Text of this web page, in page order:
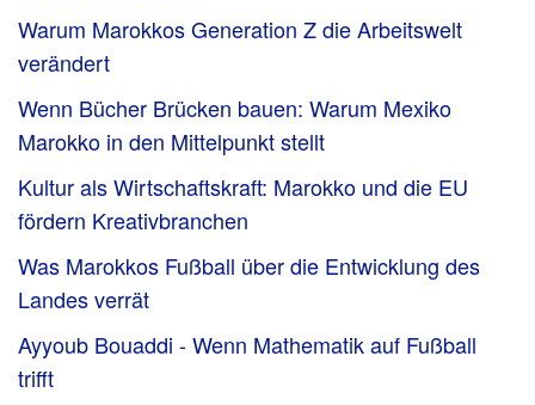
Warum Marokkos Generation Z die Arbeitswelt
verändert
Wenn Bücher Brücken bauen: Warum Mexiko
Marokko in den Mittelpunkt stellt
Kultur als Wirtschaftskraft: Marokko und die EU
fördern Kreativbranchen
Was Marokkos Fußball über die Entwicklung des
Landes verrät
Ayyoub Bouaddi - Wenn Mathematik auf Fußball
trifft